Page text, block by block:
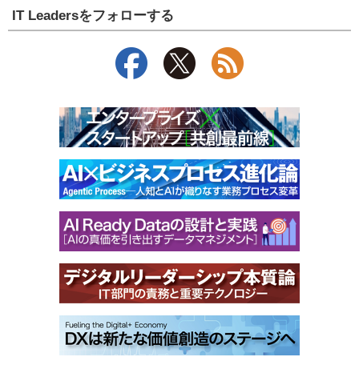
IT Leadersをフォローする